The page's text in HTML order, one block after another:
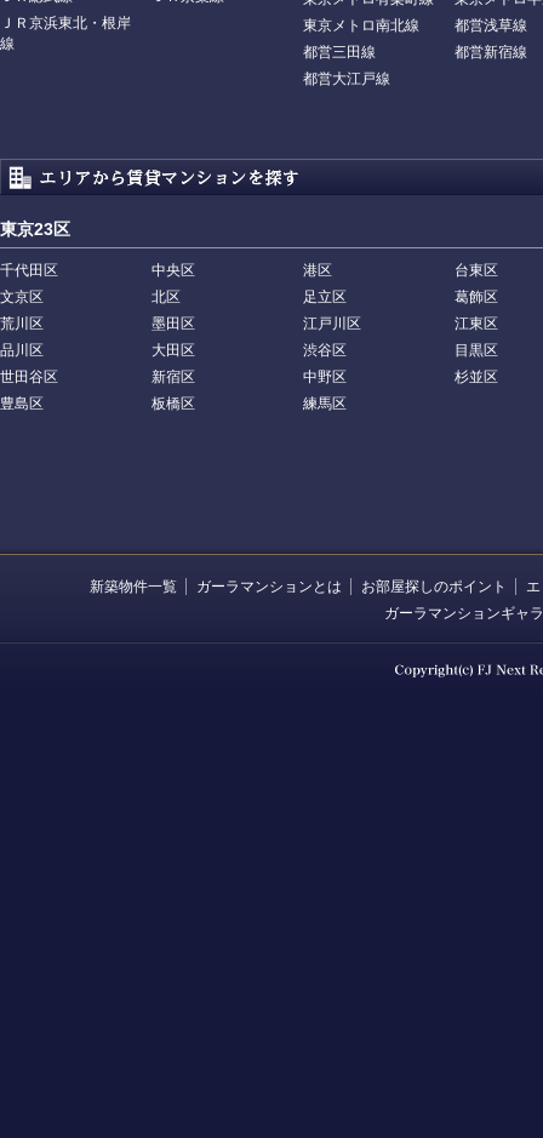
ＪＲ京浜東北・根岸
線
東京メトロ南北線
都営浅草線
都営三田線
都営新宿線
都営大江戸線
東京23区
千代田区 中央区 港区
台東区
文京区
北区 足立区
葛飾区
荒川区
墨田区 江戸川区
江東区
品川区
大田区 渋谷区
目黒区
世田谷区
新宿区 中野区
杉並区
豊島区
板橋区 練馬区
新築物件一覧 ガーラマンションとは お部屋探しのポイント
ガーラマンションギャ